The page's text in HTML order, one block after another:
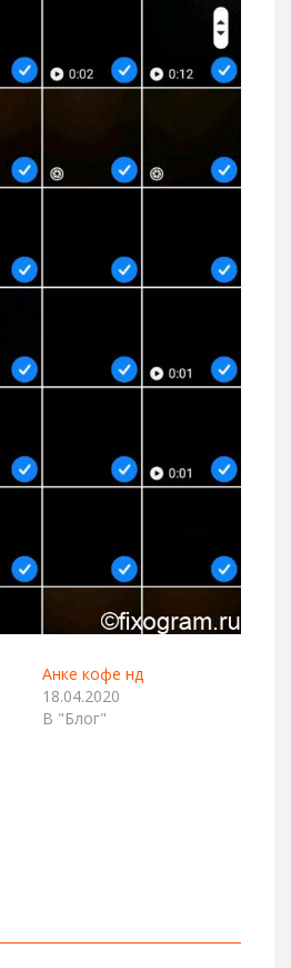
Анке кофе нд
18.04.2020
В "Блог"